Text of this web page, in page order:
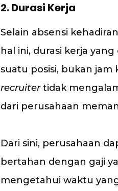
2.Durasi Kerja
Selain absensi
hal ini, durasi kerja
suatu posisi, bukan jam
recruitertidak
dari perusahaan
Dari sini, perusahaan
bertahan dengan gaji
mengetahui waktu